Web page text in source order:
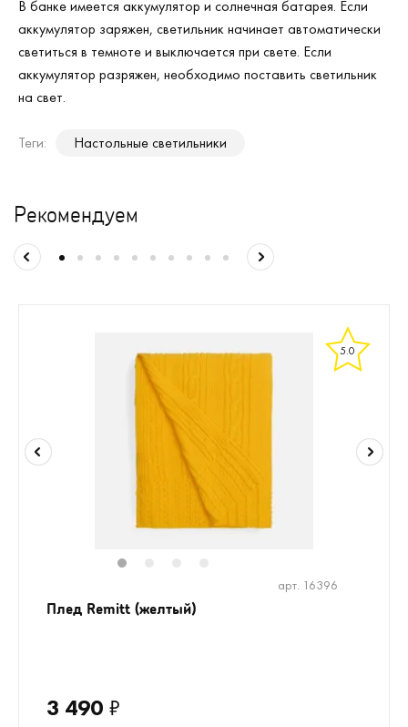
В банке имеется аккумулятор и солнечная батарея. Если
аккумулятор заряжен, светильник начинает автоматически
светиться в темноте и выключается при свете. Если
аккумулятор разряжен, необходимо поставить светильник
на свет.
Теги: Настольные светильники
Рекомендуем
5.0
арт. 16396
Плед Remitt (желтый)
3 490 ₽